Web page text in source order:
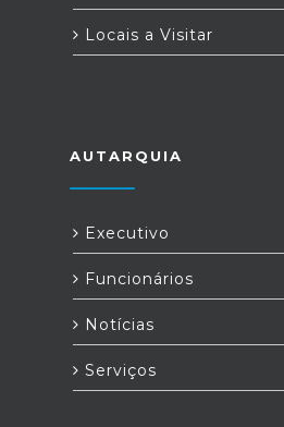
Locais a Visitar
AUTARQUIA
Executivo
Funcionários
Notícias
Serviços